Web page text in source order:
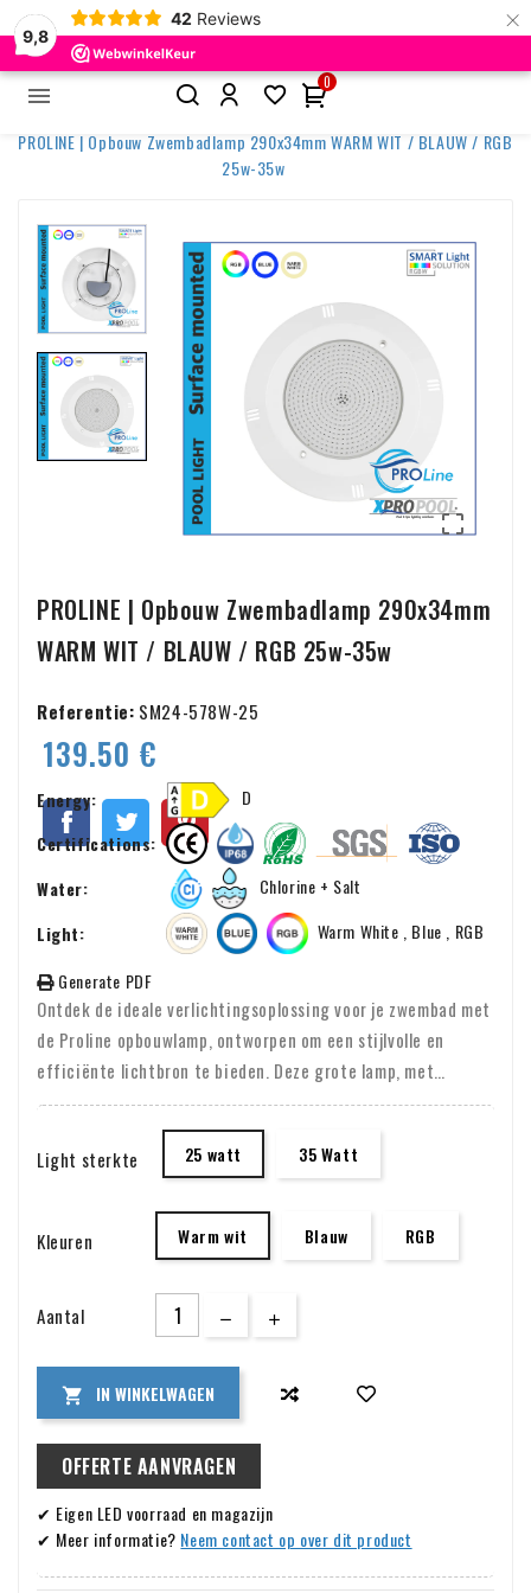
9,8
42 Reviews ×
 
0
Zwembadverlichting
PROLINE | Opbouw Zwembadlamp 290x34mm WARM WIT / BLAUW / RGB
25w-35w

PROLINE | Opbouw Zwembadlamp 290x34mm
WARM WIT / BLAUW / RGB 25w-35w
Referentie: SM24-578W-25
139.50 €
Energy:
D
Certifications:
Water:
Chlorine + Salt
Light:
Warm White , Blue , RGB
Generate PDF
Ontdek de ideale verlichtingsoplossing voor je zwembad met
de Proline opbouwlamp, ontworpen om een stijlvolle en
efficiënte lichtbron te bieden. Deze grote lamp, met
afmetingen van 290x34 mm, is vervaardigd uit hoogwaardig
ABS kunststof, wat zorgt voor duurzaamheid en weerstand
tegen water en chemische invloeden. Met een dikte van
zwembad, waardoor het een subtiele maar krachtige
toevoeging is aan je zwembadomgeving.
Light sterkte 25 watt 35 Watt
Kleuren Warm wit Blauw RGB
Aantal
 IN WINKELWAGEN
OFFERTE AANVRAGEN
✔ Eigen LED voorraad en magazijn
✔ Meer informatie? Neem contact op over dit product